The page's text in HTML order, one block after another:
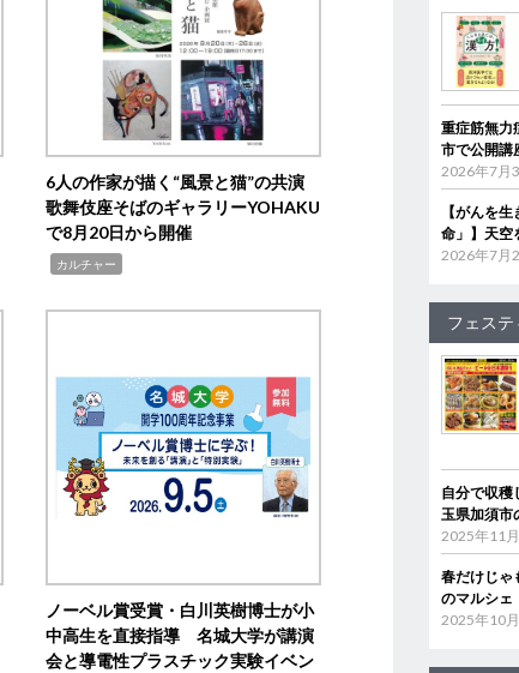
6人の作家が描く“風景と猫”の共演
歌舞伎座そばのギャラリーYOHAKU
で8月20日から開催
カルチャー
ノーベル賞受賞・白川英樹博士が小
中高生を直接指導 名城大学が講演
会と導電性プラスチック実験イベン
重症筋無
市で公開講
2026年7月
【がんを
命」】天空
2026年7月
フェステ
自分で収
玉県加須市
2025年11
春だけじゃ
のマルシェ
2025年10